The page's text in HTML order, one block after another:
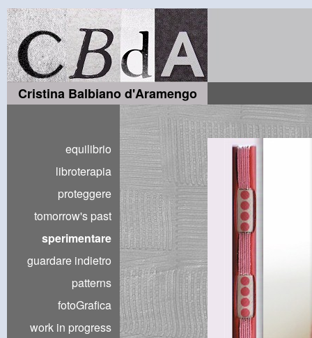
Cristina Balbiano d'Aramengo
equilibrio
libroterapia
proteggere
tomorrow's past
sperimentare
guardare indietro
patterns
fotoGrafica
work in progress